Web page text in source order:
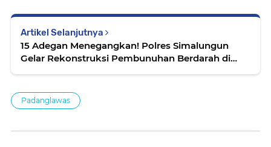
Artikel Selanjutnya
15 Adegan Menegangkan! Polres Simalungun
Gelar Rekonstruksi Pembunuhan Berdarah di
Padanglawas